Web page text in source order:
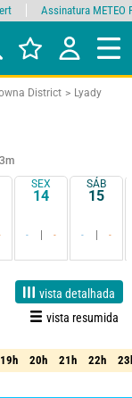
District Lyady
SEX
14
- -
SÁB
15
- -
vista detalhada
vista resumida
Fiabilidade 90%
19h 20h 21h 22h
19h 20h 21h 22h
Assinatura METEO